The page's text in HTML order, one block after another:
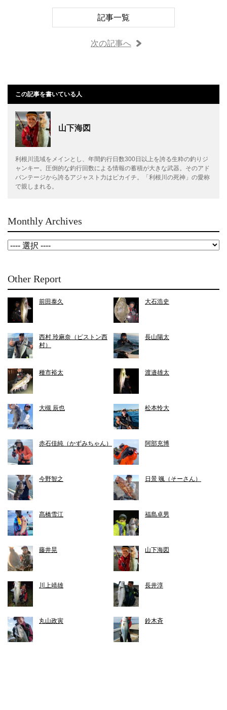
記事一覧
次の記事へ
この記事を書いている人
山下海図
利根川流域をメインとし、年間釣行日数300日以上を誇る生粋の釣りジ
ャンキー。圧倒的な釣行回数による情報の蓄積が大きな武器。そのアド
バンテージから誇るアジャスト力はピカイチ。「利根川の死神」の愛称
で親しまれる。
Monthly Archives
Other Report
前田泰久 大石浩史
西村 玲麻奈（ピストン西
村）
長山陽太
種市裕太 渡邉雄太
大槻 辰也 松本怜大
赤石佳純（かずみちゃん） 阿部充博
今野智之 日景 颯（そーさん）
髙橋雪江 福島卓男
藤井晃 山下海図
川上靖雄 長井淳
丸山政寅 鈴木斉